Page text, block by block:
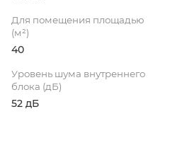
Для помещения площадью
(м²)
40
Уровень шума внутреннего
блока (дБ)
52 дБ